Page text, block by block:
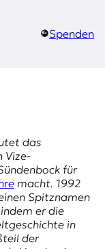
Spenden
das
Vize-
für
macht. 1992
Spitznamen
er die
in
der